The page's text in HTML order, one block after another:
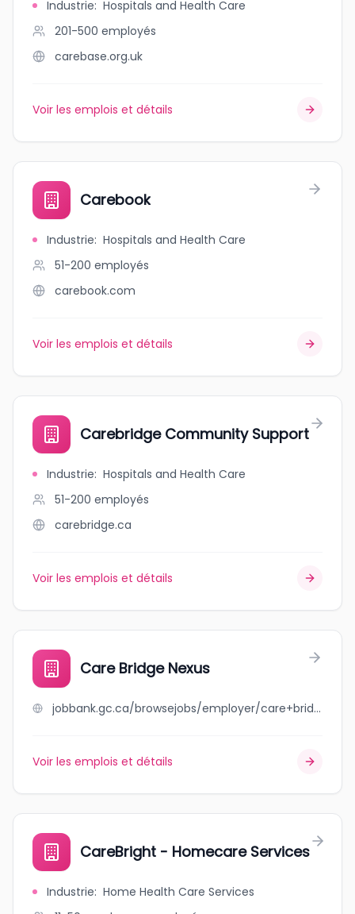
Industrie: Hospitals and Health Care
201-500 employés
carebase.org.uk
Voir les emplois et détails
Carebook
Industrie: Hospitals and Health Care
51-200 employés
carebook.com
Voir les emplois et détails
Carebridge Community Support
Industrie: Hospitals and Health Care
51-200 employés
carebridge.ca
Voir les emplois et détails
Care Bridge Nexus
jobbank.gc.ca/browsejobs/employer/care+bridge+nexus/ca
Voir les emplois et détails
CareBright - Homecare Services
Industrie: Home Health Care Services